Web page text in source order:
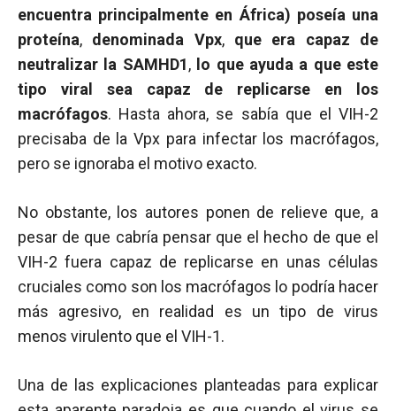
encuentra principalmente en África) poseía una
proteína, denominada Vpx,que era capaz de
neutralizar la SAMHD1,lo que ayuda a que este
tipo viral sea capaz de replicarse en los
macrófagos. Hasta ahora, se sabía que el VIH-2
precisaba de la Vpx para infectar los macrófagos,
pero se ignoraba el motivo exacto.
No obstante, los autores ponen de relieve que, a
pesar de que cabría pensar que el hecho de que el
VIH-2 fuera capaz de replicarse en unas células
cruciales como son los macrófagos lo podría hacer
más agresivo, en realidad es un tipo de virus
menos virulento que el VIH-1.
Una de las explicaciones planteadas para explicar